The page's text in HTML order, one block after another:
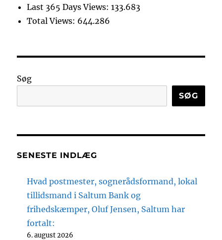
Last 365 Days Views:133.683
Total Views: 644.286
Søg
SØG
SENESTE INDLÆG
Hvad postmester, sognerådsformand, lokal
tillidsmand i Saltum Bank og
frihedskæmper, Oluf Jensen, Saltum har
fortalt:
6. august 2026